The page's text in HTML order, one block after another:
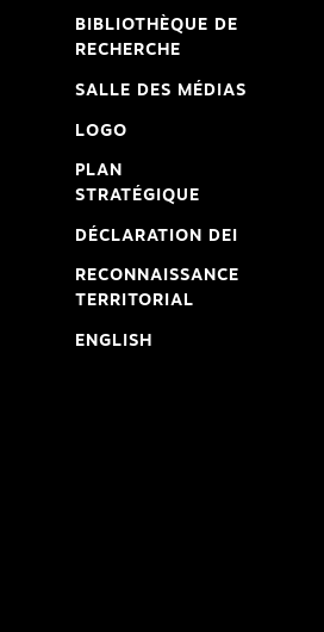
BIBLIOTHÈQUE DE
RECHERCHE
SALLE DES MÉDIAS
LOGO
PLAN
STRATÉGIQUE
DÉCLARATION DEI
RECONNAISSANCE
TERRITORIAL
ENGLISH